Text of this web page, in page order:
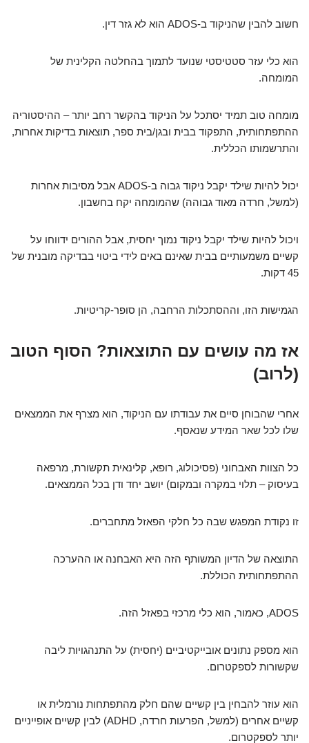
חשוב להבין שהניקוד ב-ADOS הוא לא גזר דין.
הוא כלי עזר סטטיסטי שנועד לתמוך בהחלטה הקלינית של
המומחה.
מומחה טוב תמיד יסתכל על הניקוד בהקשר רחב יותר – ההיסטוריה
ההתפתחותית, התפקוד בבית ובגן/בית ספר, תוצאות בדיקות אחרות,
והתרשמותו הכללית.
יכול להיות שילד יקבל ניקוד גבוה ב-ADOS אבל מסיבות אחרות
(למשל, חרדה מאוד גבוהה) שהמומחה יקח בחשבון.
ויכול להיות שילד יקבל ניקוד נמוך יחסית, אבל ההורים ידווחו על
קשיים משמעותיים בבית שאינם באים לידי ביטוי בבדיקה מובנית של
45 דקות.
הגמישות הזו, וההסתכלות הרחבה, הן סופר-קריטיות.
אז מה עושים עם התוצאות? הסוף הטוב
(לרוב)
אחרי שהבוחן סיים את עבודתו עם הניקוד, הוא מצרף את הממצאים
שלו לכל שאר המידע שנאסף.
כל הצוות האבחוני (פסיכולוג, רופא, קלינאית תקשורת, מרפאה
בעיסוק – תלוי במקרה ובמקום) יושב יחד ודן בכל הממצאים.
זו נקודת המפגש שבה כל חלקי הפאזל מתחברים.
התוצאה של הדיון המשותף הזה היא האבחנה או ההערכה
ההתפתחותית הכוללת.
ADOS, כאמור, הוא כלי מרכזי בפאזל הזה.
הוא מספק נתונים אובייקטיביים (יחסית) על התנהגויות ליבה
שקשורות לספקטרום.
הוא עוזר להבחין בין קשיים שהם חלק מהתפתחות נורמלית או
קשיים אחרים (למשל, הפרעות חרדה, ADHD) לבין קשיים אופייניים
יותר לספקטרום.